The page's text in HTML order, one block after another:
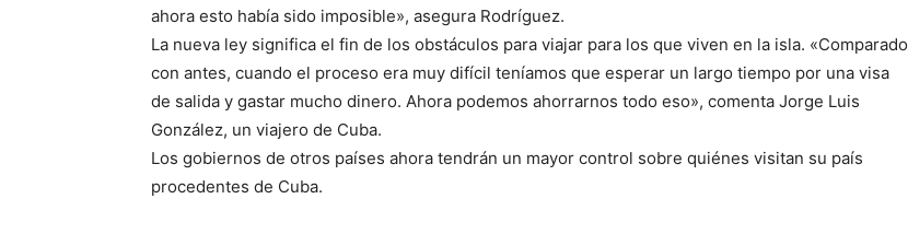
ahora esto había sido imposible», asegura Rodríguez.
La nueva ley significa el fin de los obstáculos para viajar para los que viven en la isla. «Comparado
con antes, cuando el proceso era muy difícil teníamos que esperar un largo tiempo por una visa
de salida y gastar mucho dinero. Ahora podemos ahorrarnos todo eso», comenta Jorge Luis
González, un viajero de Cuba.
Los gobiernos de otros países ahora tendrán un mayor control sobre quiénes visitan su país
procedentes de Cuba.